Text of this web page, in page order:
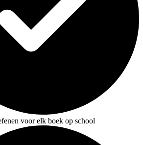
voor elk boek op school